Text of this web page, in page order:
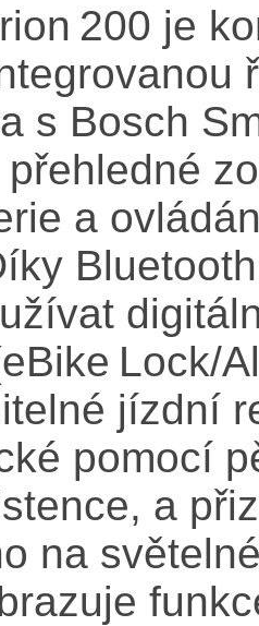
200 je
s Bosch
a
Lock/
jízdní
pomocí
a
na